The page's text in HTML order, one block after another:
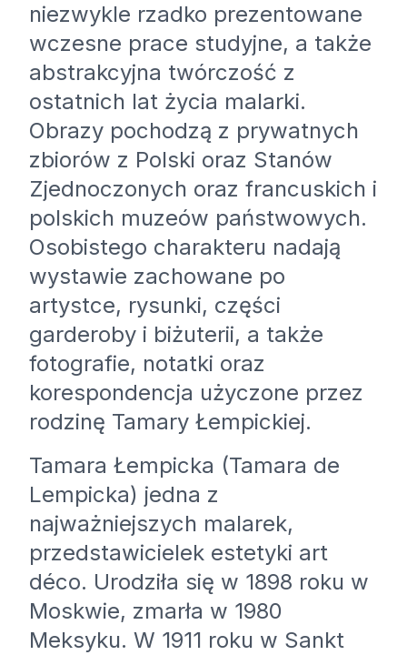
niezwykle rzadko prezentowane
wczesne prace studyjne, a także
abstrakcyjna twórczość z
ostatnich lat życia malarki.
Obrazy pochodzą z prywatnych
zbiorów z Polski oraz Stanów
Zjednoczonych oraz francuskich i
polskich muzeów państwowych.
Osobistego charakteru nadają
wystawie zachowane po
artystce, rysunki, części
garderoby i biżuterii, a także
fotografie, notatki oraz
korespondencja użyczone przez
rodzinę Tamary Łempickiej.
Tamara Łempicka (Tamara de
Lempicka) jedna z
najważniejszych malarek,
przedstawicielek estetyki art
déco. Urodziła się w 1898 roku w
Moskwie, zmarła w 1980
Meksyku. W 1911 roku w Sankt